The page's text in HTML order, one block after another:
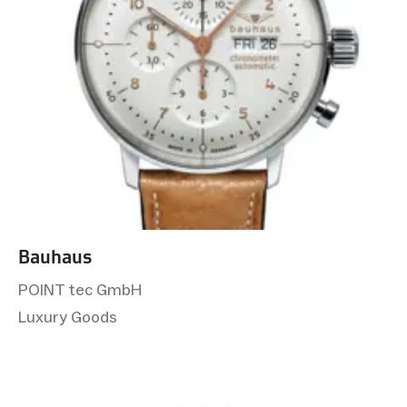
Bauhaus
POINT tec GmbH
Luxury Goods